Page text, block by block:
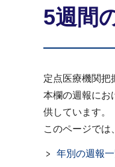
5週間
定点医療機関把
本欄の週報にお
供しています。
このページでは
年別の週報